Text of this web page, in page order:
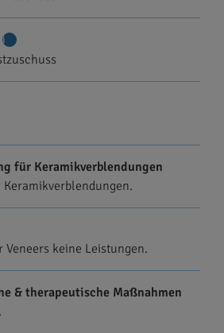
Informationen
für Keramikverblendungen
keine Leistungen.
& therapeutische Maßnahmen